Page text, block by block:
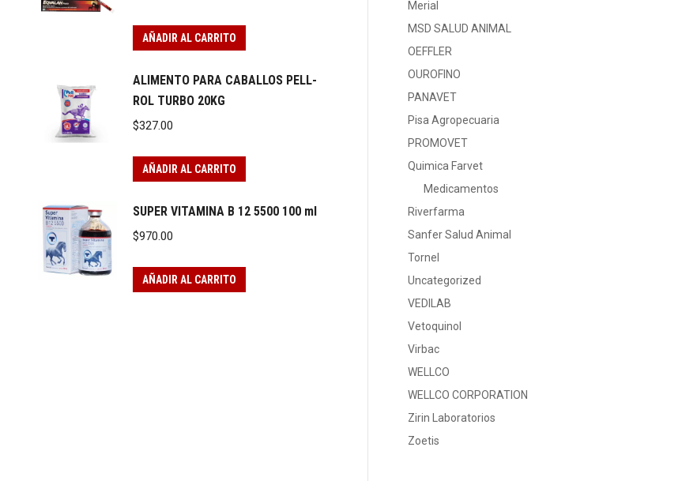
AÑADIR AL CARRITO
ALIMENTO PARA CABALLOS PELL-
ROL TURBO 20KG
$327.00
AÑADIR AL CARRITO
SUPER VITAMINA B 12 5500 100 ml
$970.00
AÑADIR AL CARRITO
Merial
MSD SALUD ANIMAL
OEFFLER
OUROFINO
PANAVET
Pisa Agropecuaria
PROMOVET
Quimica Farvet
Medicamentos
Riverfarma
Sanfer Salud Animal
Tornel
Uncategorized
VEDILAB
Vetoquinol
Virbac
WELLCO
WELLCO CORPORATION
Zirin Laboratorios
Zoetis